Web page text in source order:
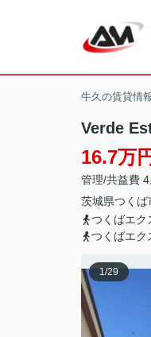
牛久の賃貸情
Verde
16.7万
管理/共益費
茨城県つくば
つくばエク
つくばエク
1/29